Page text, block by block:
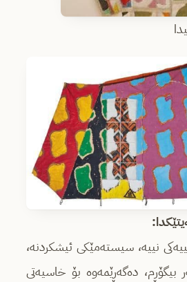
نییە، سیستەمێکی ئیشکردنە،
بیگۆڕم، دەگەڕێمەوە بۆ خاسیەتی